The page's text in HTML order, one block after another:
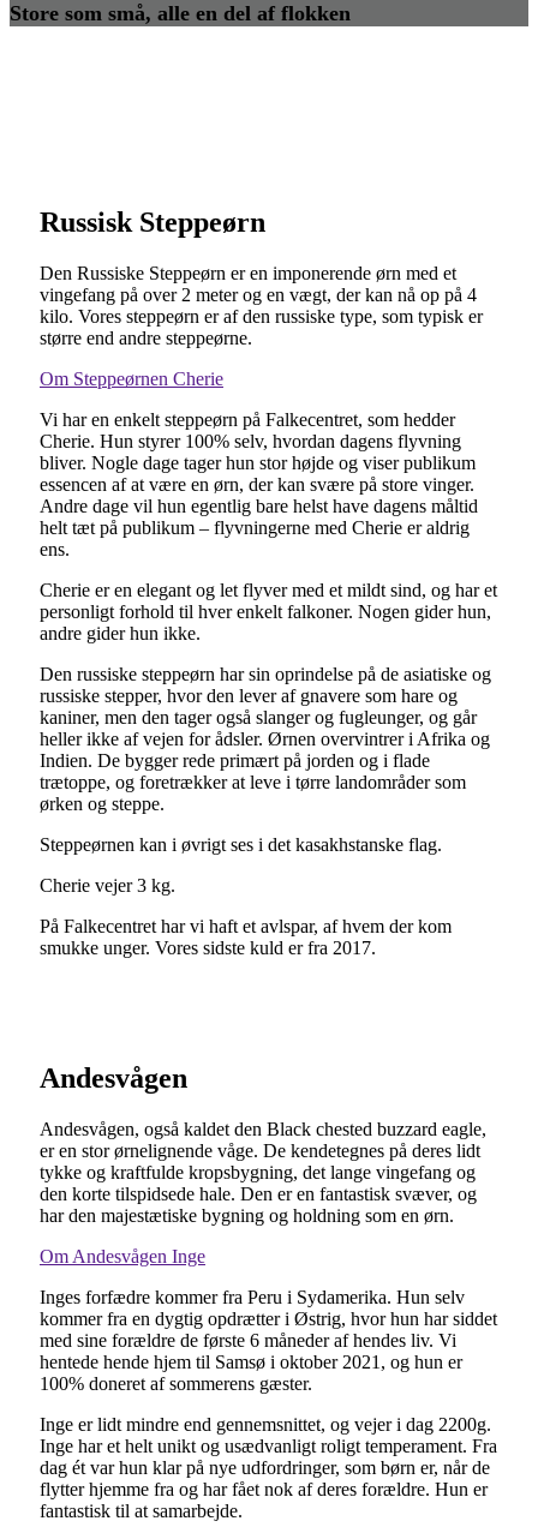
Store som små, alle en del af flokken
Russisk Steppeørn
Den Russiske Steppeørn er en imponerende ørn med et
vingefang på over 2 meter og en vægt, der kan nå op på 4
kilo. Vores steppeørn er af den russiske type, som typisk er
større end andre steppeørne.
Om Steppeørnen Cherie
Vi har en enkelt steppeørn på Falkecentret, som hedder
Cherie. Hun styrer 100% selv, hvordan dagens flyvning
bliver. Nogle dage tager hun stor højde og viser publikum
essencen af at være en ørn, der kan svære på store vinger.
Andre dage vil hun egentlig bare helst have dagens måltid
helt tæt på publikum – flyvningerne med Cherie er aldrig
ens.
Cherie er en elegant og let flyver med et mildt sind, og har et
personligt forhold til hver enkelt falkoner. Nogen gider hun,
andre gider hun ikke.
Den russiske steppeørn har sin oprindelse på de asiatiske og
russiske stepper, hvor den lever af gnavere som hare og
kaniner, men den tager også slanger og fugleunger, og går
heller ikke af vejen for ådsler. Ørnen overvintrer i Afrika og
Indien. De bygger rede primært på jorden og i flade
trætoppe, og foretrækker at leve i tørre landområder som
ørken og steppe.
Steppeørnen kan i øvrigt ses i det kasakhstanske flag.
Cherie vejer 3 kg.
På Falkecentret har vi haft et avlspar, af hvem der kom
smukke unger. Vores sidste kuld er fra 2017.
Andesvågen
Andesvågen, også kaldet den Black chested buzzard eagle,
er en stor ørnelignende våge. De kendetegnes på deres lidt
tykke og kraftfulde kropsbygning, det lange vingefang og
den korte tilspidsede hale. Den er en fantastisk svæver, og
har den majestætiske bygning og holdning som en ørn.
Om Andesvågen Inge
Inges forfædre kommer fra Peru i Sydamerika. Hun selv
kommer fra en dygtig opdrætter i Østrig, hvor hun har siddet
med sine forældre de første 6 måneder af hendes liv. Vi
hentede hende hjem til Samsø i oktober 2021, og hun er
100% doneret af sommerens gæster.
Inge er lidt mindre end gennemsnittet, og vejer i dag 2200g.
Inge har et helt unikt og usædvanligt roligt temperament. Fra
dag ét var hun klar på nye udfordringer, som børn er, når de
flytter hjemme fra og har fået nok af deres forældre. Hun er
fantastisk til at samarbejde.